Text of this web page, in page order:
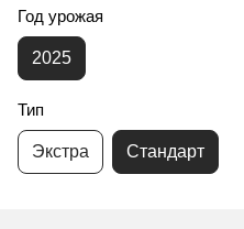
Год урожая
2025
Тип
Экстра Стандарт